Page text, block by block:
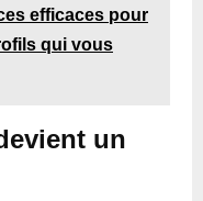
efficaces pour
qui vous
un